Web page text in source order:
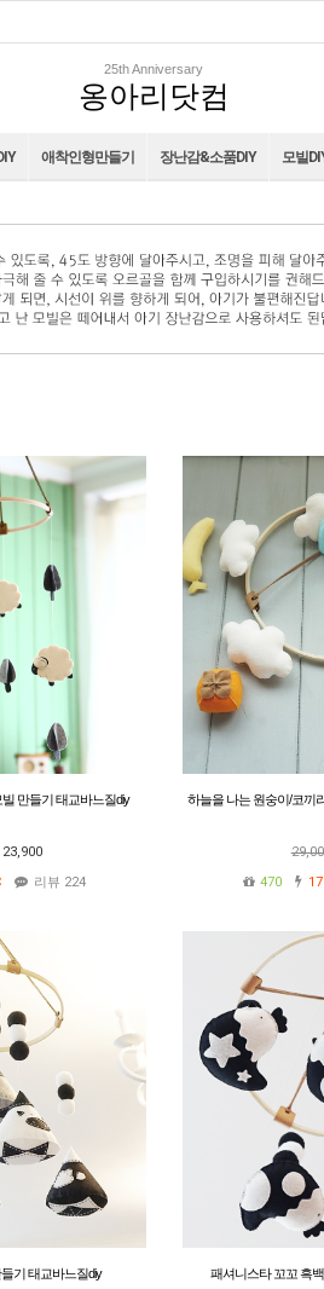
25th Anniversary
옹아리닷컴
애착인형만들기 장난감&소품DIY 모빌
만들기 태교바느질diy
23,900
리뷰 224
하늘을 나는 원숭이/코끼
470
기 태교바느질diy 패셔니스타 꼬꼬 흑